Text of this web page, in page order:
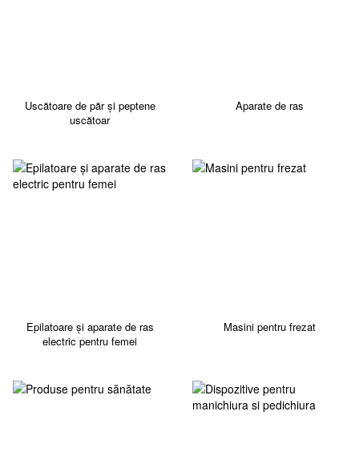
Uscătoare de păr și peptene
uscătoar
Aparate de ras
Epilatoare și aparate de ras
electric pentru femei
Masini pentru frezat